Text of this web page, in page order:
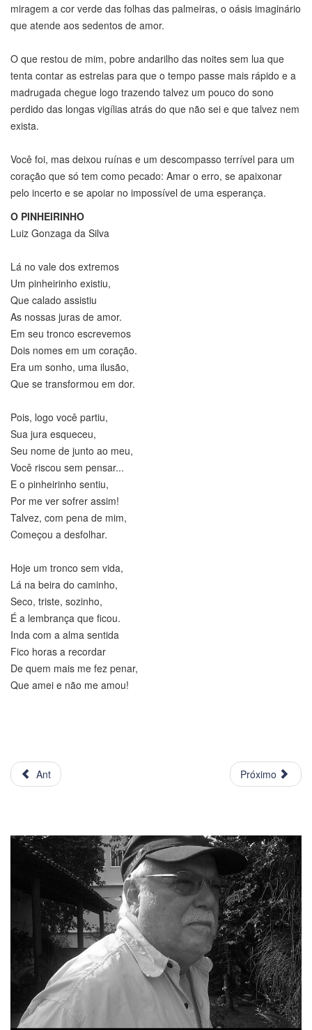
miragem a cor verde das folhas das palmeiras, o oásis imaginário
que atende aos sedentos de amor.
O que restou de mim, pobre andarilho das noites sem lua que
tenta contar as estrelas para que o tempo passe mais rápido e a
madrugada chegue logo trazendo talvez um pouco do sono
perdido das longas vigílias atrás do que não sei e que talvez nem
exista.
Você foi, mas deixou ruínas e um descompasso terrível para um
coração que só tem como pecado: Amar o erro, se apaixonar
pelo incerto e se apoiar no impossível de uma esperança.
O PINHEIRINHO
Luiz Gonzaga da Silva
Lá no vale dos extremos
Um pinheirinho existiu,
Que calado assistiu
As nossas juras de amor.
Em seu tronco escrevemos
Dois nomes em um coração.
Era um sonho, uma ilusão,
Que se transformou em dor.
Pois, logo você partiu,
Sua jura esqueceu,
Seu nome de junto ao meu,
Você riscou sem pensar...
E o pinheirinho sentiu,
Por me ver sofrer assim!
Talvez, com pena de mim,
Começou a desfolhar.
Hoje um tronco sem vida,
Lá na beira do caminho,
Seco, triste, sozinho,
É a lembrança que ficou.
Inda com a alma sentida
Fico horas a recordar
De quem mais me fez penar,
Que amei e não me amou!
Ant Próximo